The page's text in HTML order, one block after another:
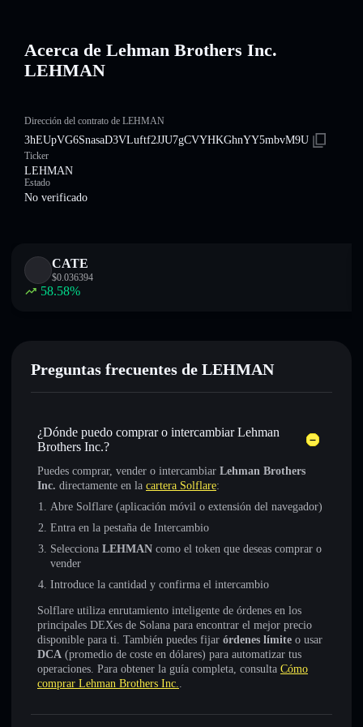
Acerca de Lehman Brothers Inc.
LEHMAN
Dirección del contrato de LEHMAN
3hEUpVG6SnasaD3VLuftf2JJU7gCVYHKGhnYY5mbvM9U
Ticker
LEHMAN
Estado
No verificado
CATE
$0.036394
58.58%
Preguntas frecuentes de LEHMAN
¿Dónde puedo comprar o intercambiar Lehman
Brothers Inc.?
Puedes comprar, vender o intercambiar Lehman Brothers
Inc. directamente en la cartera Solflare:
Abre Solflare (aplicación móvil o extensión del navegador)
Entra en la pestaña de Intercambio
Selecciona LEHMAN como el token que deseas comprar o
vender
Introduce la cantidad y confirma el intercambio
Solflare utiliza enrutamiento inteligente de órdenes en los
principales DEXes de Solana para encontrar el mejor precio
disponible para ti. También puedes fijar órdenes límite o usar
DCA (promedio de coste en dólares) para automatizar tus
operaciones. Para obtener la guía completa, consulta Cómo
comprar Lehman Brothers Inc..